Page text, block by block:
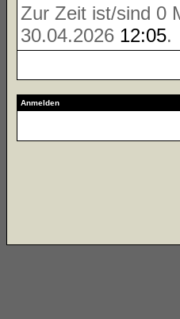
Zur Zeit ist/sind 0
30.04.2026 12:05.
Anmelden